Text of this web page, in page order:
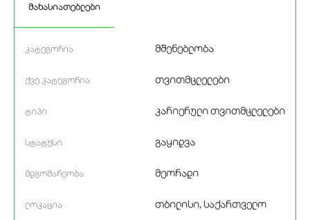
მახასიათებლები
კატეგორია მშენებლობა
ქვე კატეგორია თვითმცლელები
ტიპი კარიერული თვითმცლელები
სტატუსი გაყიდვა
მდგომარეობა მეორადი
ლოკაცია თბილისი, საქართველო